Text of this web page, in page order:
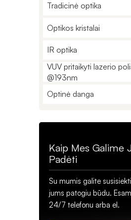
Tradicinė optika
Optikos kristalai
IR optika
VUV pritaikyti lazerio
@193nm
Optinė danga
Kaip Mes Galime
Padėti
Su mumis galite
jums patogiu būdu.
24/7 telefonu arba el.